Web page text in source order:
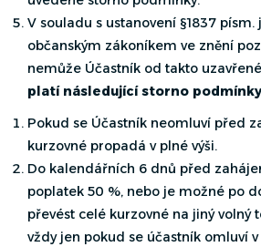
V souladu s ustanovení §1837 písm.
občanským zákoníkem ve znění
nemůže Účastník od takto
platí následující storno podmínky
Pokud se Účastník neomluví před
kurzovné propadá v plné výši.
Do kalendářních 6 dnů před
poplatek 50 %, nebo je možné po
převést celé kurzovné na jiný volný
vždy jen pokud se účastník omluví